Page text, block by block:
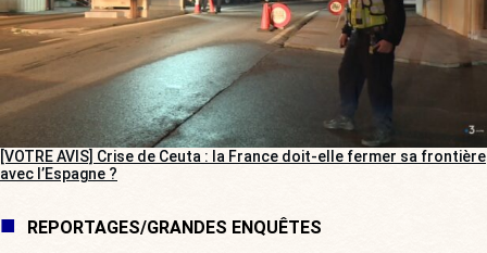
[VOTRE AVIS] Crise de Ceuta : la France doit-elle fermer sa frontière
avec l’Espagne ?
REPORTAGES/GRANDES ENQUÊTES